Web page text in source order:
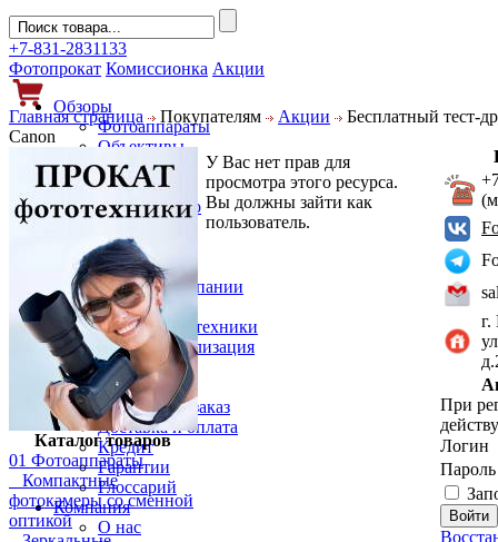
+7-831-2831133
Фотопрокат Комиссионка Акции
Обзоры
Фотоаппараты
Объективы
Фильтры
Новости
Фото и видео
Аксессуары
Слухи
Новости компании
Услуги
Прокат фототехники
Выкуп и реализация
Покупателям
Акции
Как сделать заказ
Доставка и оплата
Кредит
Гарантии
Глоссарий
Компания
О нас
Главная страница Покупателям Акции
Бесплатный тест-
Canon
Каталог товаров
01 Фотоаппараты
Компактные
фотокамеры со сменной
оптикой
У Вас нет прав для
просмотра этого ресурса.
Вы должны зайти как
пользователь.
При
Логин